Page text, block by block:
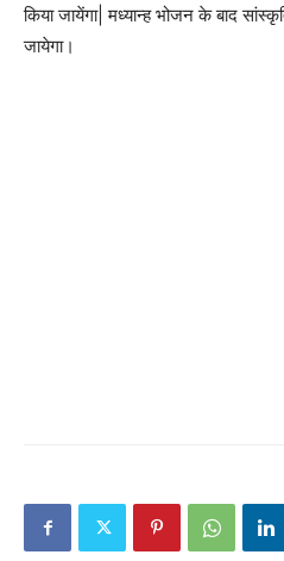
किया जायेंगा| मध्यान्ह भोजन के बाद
जायेगा।